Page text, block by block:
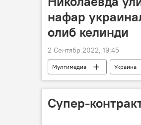
нафар
олиб келинди
2 Сентябр 2022, 19:45
Мултимедиа Украина
Супер-